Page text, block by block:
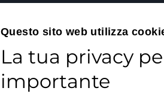
Marchi
Gift Cards
Ispirazioni e Tendenze
Chi siamo
Questo sito web utilizza
La tua privacy
importante